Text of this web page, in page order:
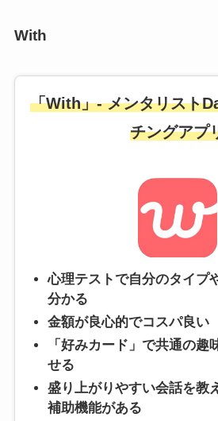
With
「With」- メンタリスト
チングアプ
心理テストで自分のタイプ
分かる
金額が良心的でコスパ良い
「好みカード」で共通の趣
せる
盛り上がりやすい会話を教
補助機能がある